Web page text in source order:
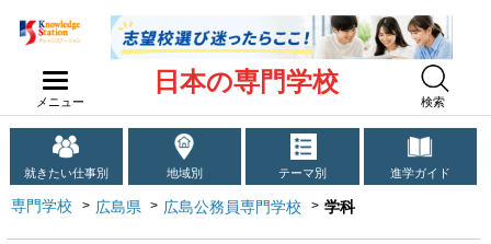
メニュー
日本の専門学校
検索
就きたい仕事別 地域別 テーマ別 進学ガイド
専門学校 広島県 広島公務員専門学校 学科